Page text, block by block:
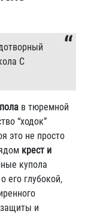
С
в тюремной
“ходок”
это не просто
крест и
купола
его глубокой,
и